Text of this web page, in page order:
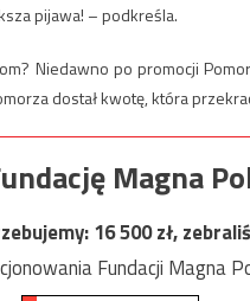
pijawa! – podkreśla.
Niedawno po promocji
dostał kwotę, która
Magna
16 500zł,
Fundacji Magna